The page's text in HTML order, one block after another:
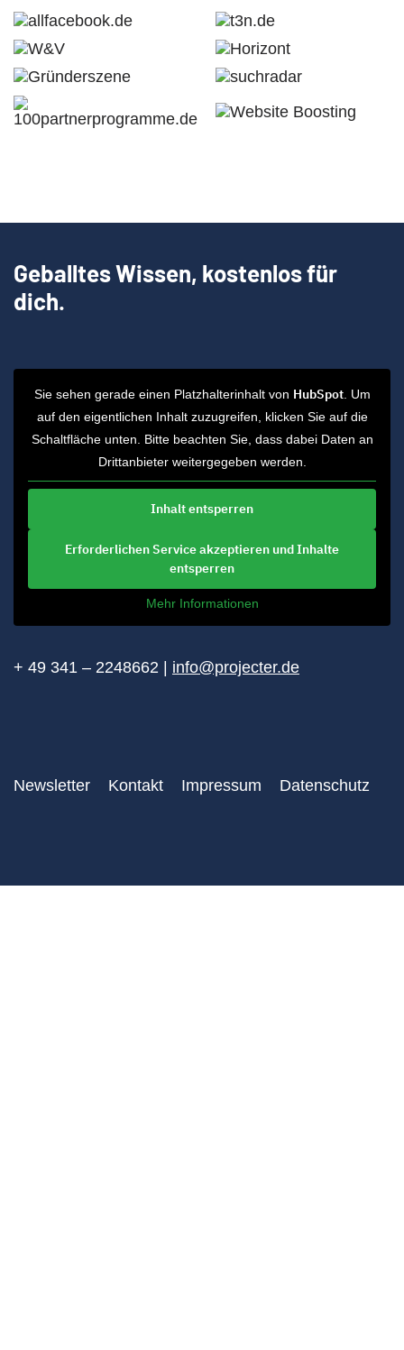
Geballtes Wissen, kostenlos für
dich.
Sie sehen gerade einen Platzhalterinhalt von HubSpot. Um
auf den eigentlichen Inhalt zuzugreifen, klicken Sie auf die
Schaltfläche unten. Bitte beachten Sie, dass dabei Daten an
Drittanbieter weitergegeben werden.
Inhalt entsperren
Erforderlichen Service akzeptieren und Inhalte
entsperren
Mehr Informationen
+ 49 341 – 2248662 | info@projecter.de
Newsletter Kontakt Impressum Datenschutz